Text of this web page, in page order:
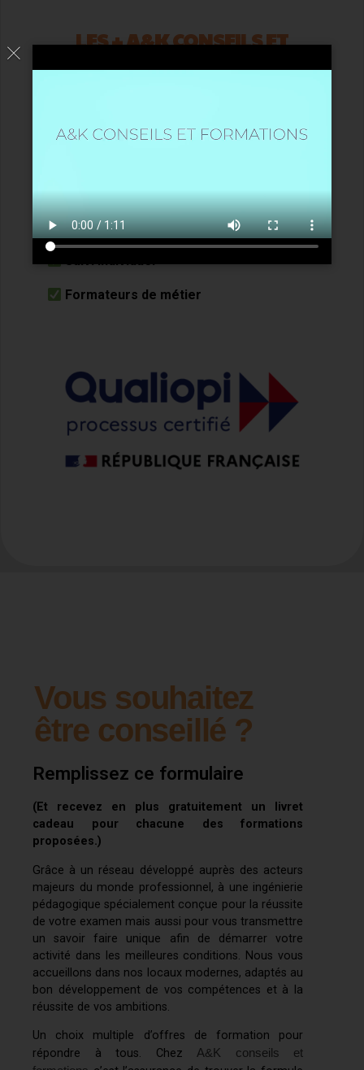
LES + A&K CONSEILS ET
Formation sur mesure
mois
Formateurs expérimentés
Suivi individuel
Formateurs de métier
Vous souhaitez
être conseillé ?
Remplissez ce formulaire
(Et recevez en plus gratuitement un livret
cadeau pour chacune des formations
proposées.)
Grâce à un réseau développé auprès des acteurs
majeurs du monde professionnel, à une ingénierie
pédagogique spécialement conçue pour la réussite
de votre examen mais aussi pour vous transmettre
un savoir faire unique afin de démarrer votre
activité dans les meilleures conditions. Nous vous
accueillons dans nos locaux modernes, adaptés au
bon développement de vos compétences et à la
réussite de vos ambitions.
Un choix multiple d’offres de formation pour
répondre à tous. Chez A&K conseils et